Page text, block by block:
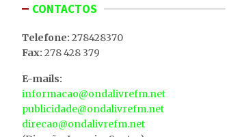
CONTACTOS
Telefone: 278428370
Fax: 278 428 379
E-mails:
informacao@ondalivrefm.net
publicidade@ondalivrefm.net
direcao@ondalivrefm.net